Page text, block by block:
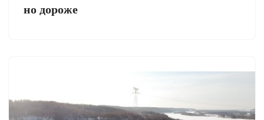
но дороже